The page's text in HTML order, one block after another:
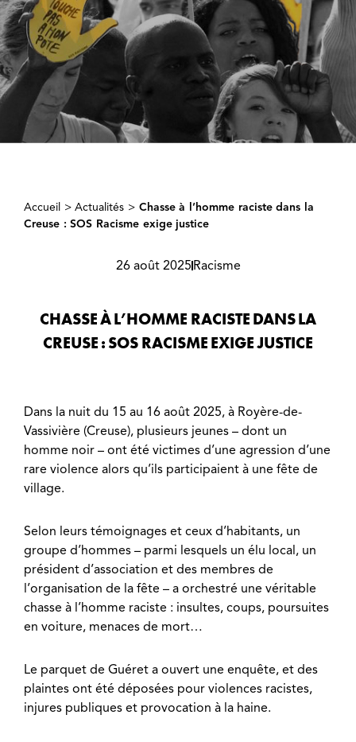
Accueil >Actualités > Chasse à l’homme raciste dans la
Creuse : SOS Racisme exige justice
26 août 2025Racisme
CHASSE À L’HOMME RACISTE DANS LA
CREUSE : SOS RACISME EXIGE JUSTICE
Dans la nuit du 15 au 16 août 2025, à Royère-de-
Vassivière (Creuse), plusieurs jeunes – dont un
homme noir – ont été victimes d’une agression d’une
rare violence alors qu’ils participaient à une fête de
village.
Selon leurs témoignages et ceux d’habitants, un
groupe d’hommes – parmi lesquels un élu local, un
président d’association et des membres de
l’organisation de la fête – a orchestré une véritable
chasse à l’homme raciste : insultes, coups, poursuites
en voiture, menaces de mort…
Le parquet de Guéret a ouvert une enquête, et des
plaintes ont été déposées pour violences racistes,
injures publiques et provocation à la haine.